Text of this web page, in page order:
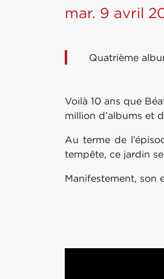
mar. 9 avril
Quatrième
Voilà 10 ans que
million d’albums et
Au terme de
tempête, ce jardin
Manifestement, son